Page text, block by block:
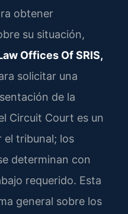
obtener
su situación,
Offices Of SRIS,
solicitar una
de la
Circuit Court es un
el tribunal; los
determinan con
requerido. Esta
general sobre los